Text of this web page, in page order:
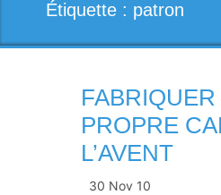
Étiquette : patron
FABRIQUER
PROPRE
L’AVENT
30 Nov 10